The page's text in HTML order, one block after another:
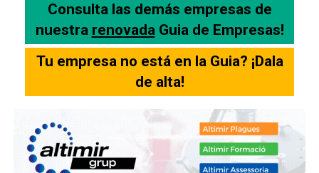
Consulta las demás empresas de
nuestra renovadaGuia de Empresas!
Tu empresa no está en la Guia? ¡Dala
de alta!